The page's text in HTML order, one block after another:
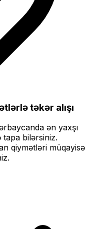
təkər alışı
ən yaxşı
tapa bilərsiniz.
qiymətləri müqayisə